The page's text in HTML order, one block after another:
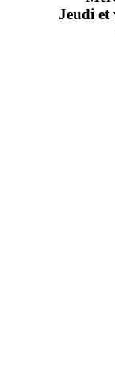
Jeudi et